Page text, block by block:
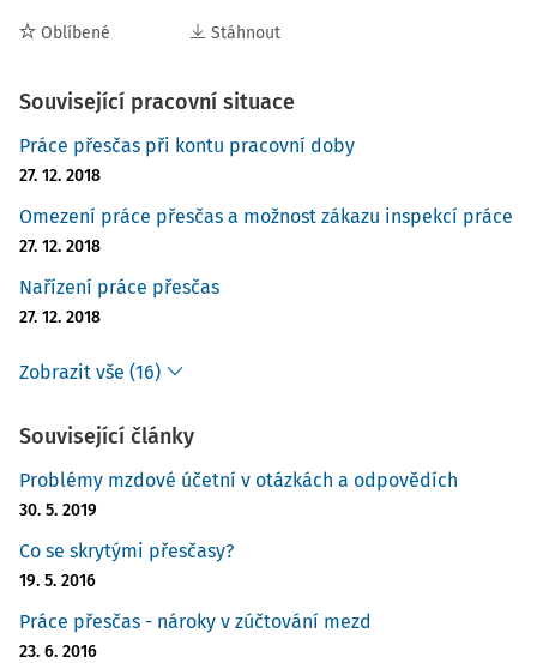
Oblíbené Stáhnout
Související pracovní situace
Práce přesčas při kontu pracovní doby
27. 12. 2018
Omezení práce přesčas a možnost zákazu inspekcí práce
27. 12. 2018
Nařízení práce přesčas
27. 12. 2018
Zobrazit vše (16)
Související články
Problémy mzdové účetní v otázkách a odpovědích
30. 5. 2019
Co se skrytými přesčasy?
19. 5. 2016
Práce přesčas - nároky v zúčtování mezd
23. 6. 2016